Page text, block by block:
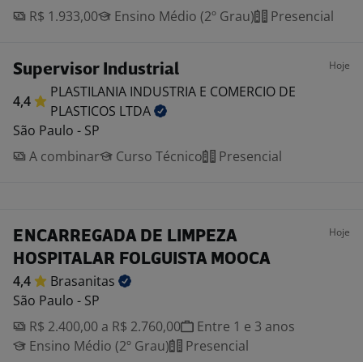
R$ 1.933,00
Ensino Médio (2º Grau) Presencial
Supervisor Industrial Hoje
4,4
PLASTILANIA INDUSTRIA E COMERCIO DE
PLASTICOS LTDA
São Paulo - SP
A combinar
Curso Técnico Presencial
ENCARREGADA DE LIMPEZA
HOSPITALAR FOLGUISTA MOOCA
Hoje
4,4
Brasanitas
São Paulo - SP
R$ 2.400,00 a R$ 2.760,00
Entre 1 e 3 anos
Ensino Médio (2º Grau)
Presencial